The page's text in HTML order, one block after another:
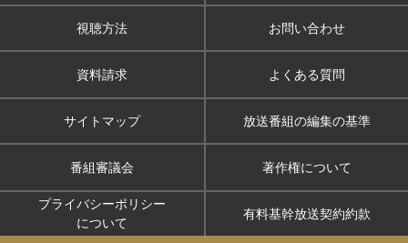
視聴方法 お問い合わせ
資料請求 よくある質問
サイトマップ 放送番組の編集の基準
番組審議会 著作権について
プライバシーポリシー
について
有料基幹放送契約約款